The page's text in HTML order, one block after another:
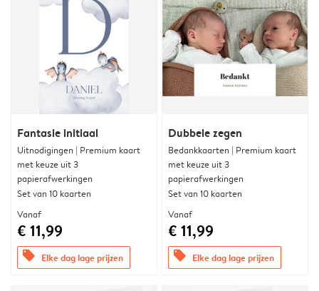
Fantasie initiaal
Uitnodigingen | Premium kaart
met keuze uit 3
papierafwerkingen
Set van 10 kaarten
Vanaf
€ 11,99
offers Elke dag lage prijzen
Dubbele zegen
Bedankkaarten | Premium kaart
met keuze uit 3
papierafwerkingen
Set van 10 kaarten
Vanaf
€ 11,99
offers Elke dag lage prijzen